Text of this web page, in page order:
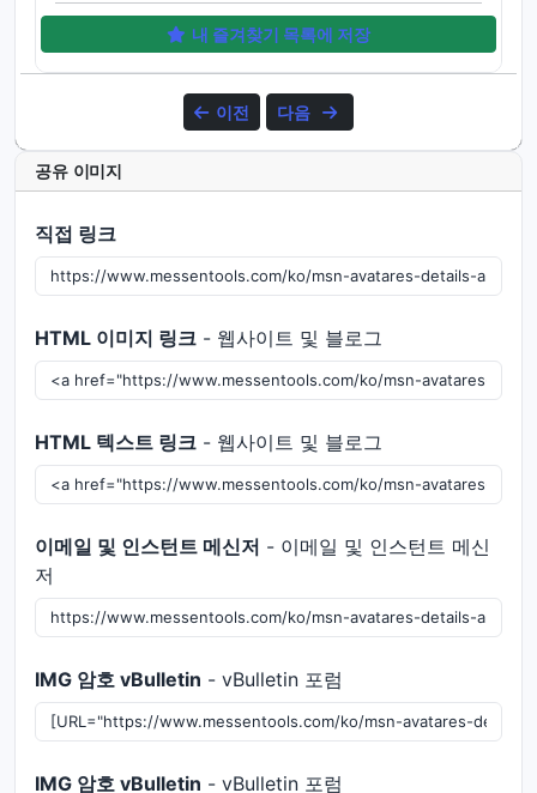
내 즐겨찾기 목록에 저장
이전 다음
공유 이미지
직접 링크
HTML 이미지 링크 - 웹사이트 및 블로그
HTML 텍스트 링크 - 웹사이트 및 블로그
이메일 및 인스턴트 메신저 - 이메일 및 인스턴트 메신
저
IMG 암호 vBulletin - vBulletin 포럼
IMG 암호 vBulletin - vBulletin 포럼